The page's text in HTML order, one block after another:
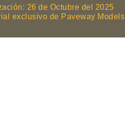
26 de Octubre del 2025
exclusivo de Paveway Models